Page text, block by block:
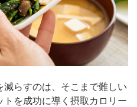
らすのは、そこまで難しい
を成功に導く摂取カロリー